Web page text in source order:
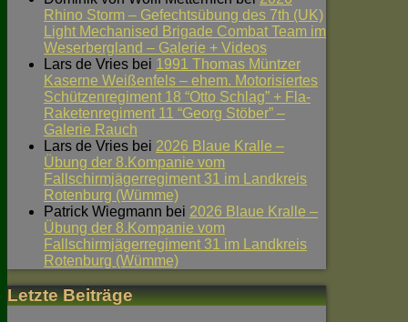
Rhino Storm – Gefechtsübung des 7th (UK)
Light Mechanised Brigade Combat Team im
Weserbergland – Galerie + Videos
Lars de Vries bei 1991 Thomas Müntzer
Kaserne Weißenfels – ehem. Motorisiertes
Schützenregiment 18 “Otto Schlag” + Fla-
Raketenregiment 11 “Georg Stöber” –
Galerie Rauch
Lars de Vries bei 2026 Blaue Kralle –
Übung der 8.Kompanie vom
Fallschirmjägerregiment 31 im Landkreis
Rotenburg (Wümme)
Patrick Wiegmann bei 2026 Blaue Kralle –
Übung der 8.Kompanie vom
Fallschirmjägerregiment 31 im Landkreis
Rotenburg (Wümme)
Letzte Beiträge